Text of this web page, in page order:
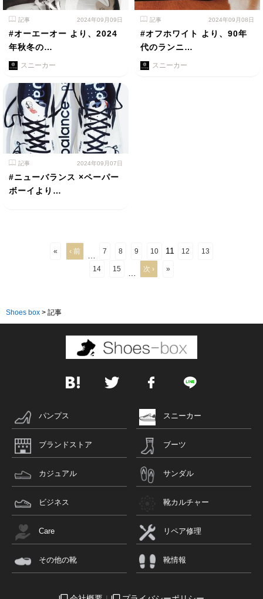
記事 2024年09月09日
#オーエーオー より、2024
年秋冬の…
スニーカー
記事 2024年09月08日
#オフホワイト より、90年
代のランニ…
スニーカー
記事 2024年09月07日
#ニューバランス ×ペーパー
ボーイより…
« ‹ 前 7 8 9 10 11 12 13
14 15 次 › »
Shoes box > 記事
パンプス スニーカー
ブランドストア ブーツ
カジュアル サンダル
ビジネス 靴カルチャー
Care リペア修理
その他の靴 靴情報